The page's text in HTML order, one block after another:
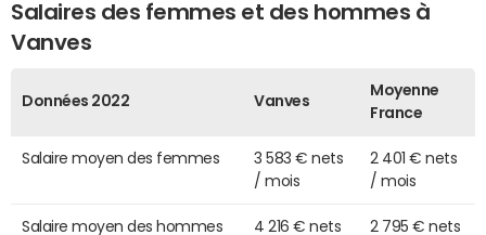
Salaires des femmes et des hommes à
Vanves
Données 2022 Vanves
Moyenne
France
Salaire moyen des femmes
3 583 € nets
/ mois
2 401 € nets
/ mois
Salaire moyen des hommes
4 216 € nets
2 795 € nets